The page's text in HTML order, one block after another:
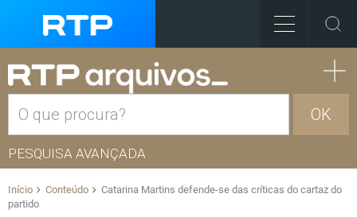
OK
PESQUISA AVANÇADA
Início Conteúdo
Catarina Martins defende-se das críticas do cartaz do
partido